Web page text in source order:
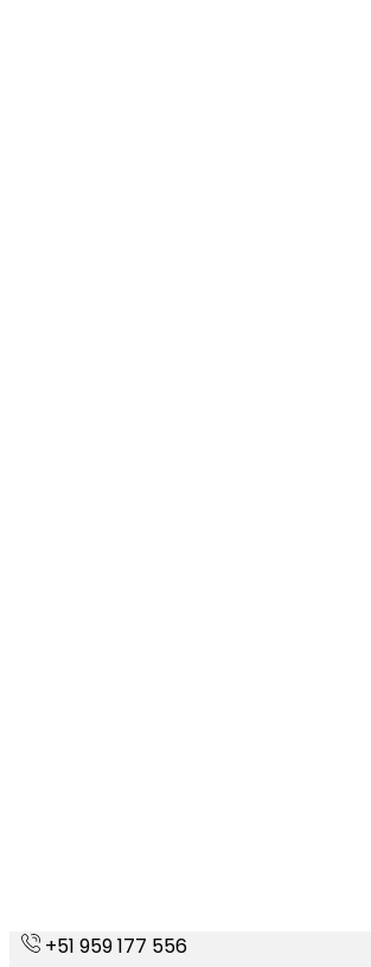
+51 959 177 556